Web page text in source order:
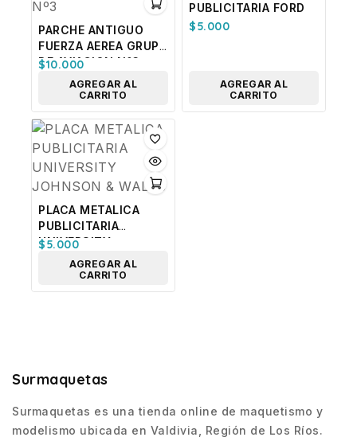
PARCHE ANTIGUO
FUERZA AEREA GRUPO
DE AVIACION Nº3
$10.000
AGREGAR AL
CARRITO
PUBLICITARIA FORD
$5.000
AGREGAR AL
CARRITO
PLACA METALICA
PUBLICITARIA
UNIVERSITY
JOHNSON & WALES
$5.000
AGREGAR AL
CARRITO
Surmaquetas
Surmaquetas es una tienda online de maquetismo y
modelismo ubicada en Valdivia, Región de Los Ríos.